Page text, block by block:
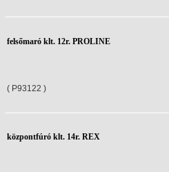
felsőmaró klt. 12r. PROLINE
( P93122 )
központfúró klt. 14r. REX